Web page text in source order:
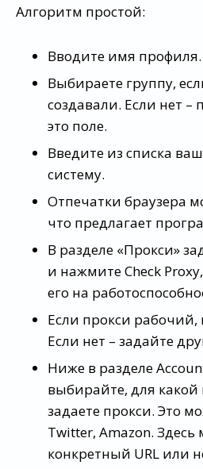
Алгоритм простой:
Вводите имя профиля.
Выбираете группу,
создавали. Если нет –
это поле.
Введите из списка
систему.
Отпечатки браузера
что предлагает
В разделе «Прокси»
и нажмите Check
его на
Если прокси рабочий,
Если нет – задайте
Ниже в разделе
выбирайте, для
задаете прокси. Это
Twitter, Amazon.
конкретный URL или